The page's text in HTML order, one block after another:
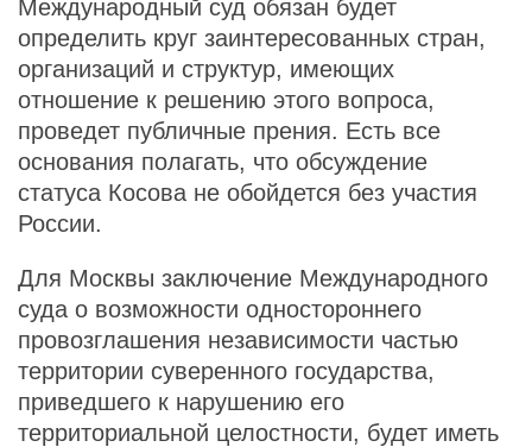
Международный суд обязан будет
определить круг заинтересованных стран,
организаций и структур, имеющих
отношение к решению этого вопроса,
проведет публичные прения. Есть все
основания полагать, что обсуждение
статуса Косова не обойдется без участия
России.
Для Москвы заключение Международного
суда о возможности одностороннего
провозглашения независимости частью
территории суверенного государства,
приведшего к нарушению его
территориальной целостности, будет иметь